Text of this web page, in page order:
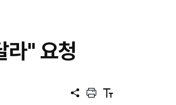
라" 요청
공
프
텍